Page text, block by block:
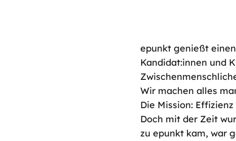
epunkt genießt
Kandidat:innen und
Wir machen alles
Die Mission:
Doch mit der Zeit
zu epunkt kam, war